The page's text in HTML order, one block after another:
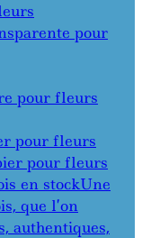
pour
pour fleurs
pour fleurs
pour fleurs
en stockUne
que l’on
authentiques,